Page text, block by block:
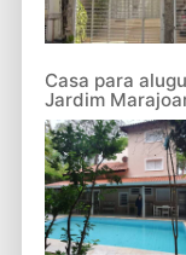
Casa para
Jardim